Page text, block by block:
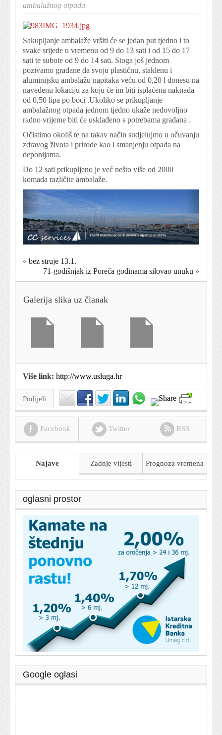
ambalažnog otpada
Sakupljanje ambalaže vršiti će se jedan put tjedno i to
svake srijede u vremenu od 9 do 13 sati i od 15 do 17
sati te subote od 9 do 14 sati. Stoga još jednom
pozivamo građane da svoju plastičnu, staklenu i
aluminijsku ambalažu napitaka veću od 0,20 l donesu na
navedenu lokaciju za koju će im biti isplaćena naknada
od 0,50 lipa po boci .Ukoliko se prikupljanje
ambalažnog otpada jednom tjedno ukaže nedovoljno
radno vrijeme biti će usklađeno s potrebama građana .
Očistimo okoliš te na takav način sudjelujmo u očuvanju
zdravog života i prirode kao i smanjenju otpada na
deponijama.
Do 12 sati prikupljeno je već nešto više od 2000
komada različite ambalaže.
« bez struje 13.1.
71-godišnjak iz Poreča godinama silovao unuku »
Galerija slika uz članak
Više link: http://www.usluga.hr
Podijeli
Facebook Twitter RSS
Najave Zadnje vijesti Prognoza vremena
oglasni prostor
Google oglasi